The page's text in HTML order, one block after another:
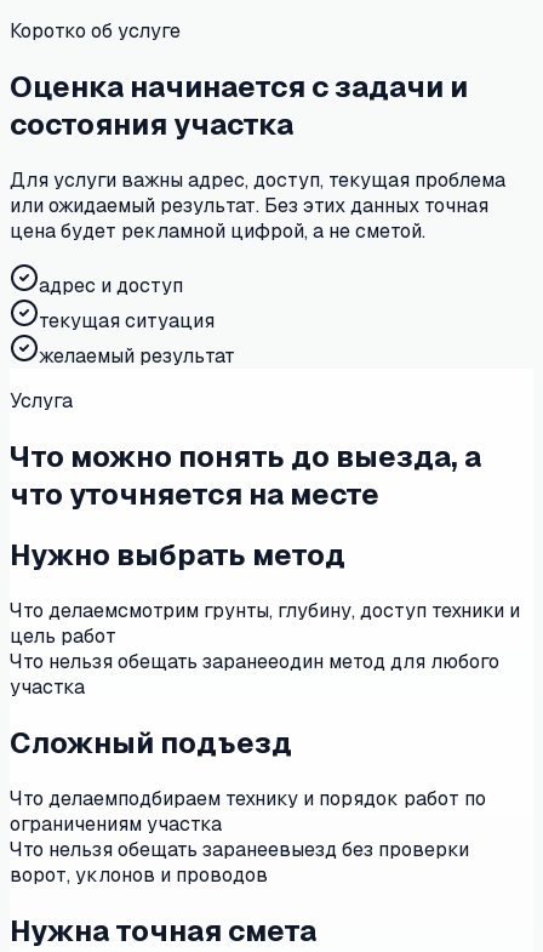
Коротко об услуге
Оценка начинается с задачи и
состояния участка
Для услуги важны адрес, доступ, текущая проблема
или ожидаемый результат. Без этих данных точная
цена будет рекламной цифрой, а не сметой.
адрес и доступ
текущая ситуация
желаемый результат
Услуга
Что можно понять до выезда, а
что уточняется на месте
Нужно выбрать метод
Что делаемсмотрим грунты, глубину, доступ техники и
цель работ
Что нельзя обещать заранееодин метод для любого
участка
Сложный подъезд
Что делаемподбираем технику и порядок работ по
ограничениям участка
Что нельзя обещать заранеевыезд без проверки
ворот, уклонов и проводов
Нужна точная смета